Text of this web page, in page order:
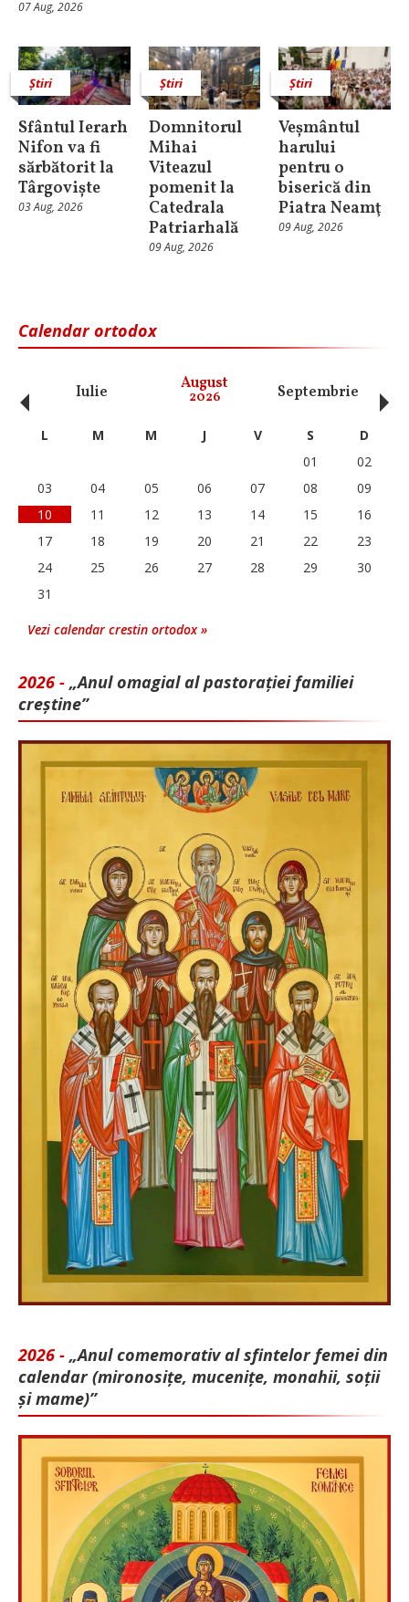
07 Aug, 2026
Știri
Sfântul Ierarh
Nifon va fi
sărbătorit la
Târgoviște
03 Aug, 2026
Știri
Domnitorul
Mihai
Viteazul
pomenit la
Catedrala
Patriarhală
09 Aug, 2026
Știri
Veșmântul
harului
pentru o
biserică din
Piatra Neamţ
09 Aug, 2026
Calendar ortodox
Iulie August
2026 Septembrie
‹ L M M J V S
D
01
02
03
04 05 06 07 08
09
10
11 12 13 14 15
16
17
18 19 20 21 22
23
24
25 26 27 28 29
30
31
Vezi calendar crestin ortodox »
2026 - „Anul omagial al pastorației familiei
creștine”
2026 - „Anul comemorativ al sfintelor femei din
calendar (mironosițe, mu­cenițe, monahii, soții
și mame)”